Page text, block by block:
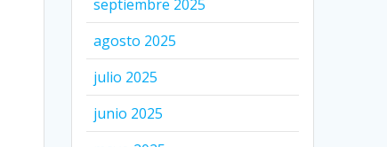
septiembre 2025
agosto 2025
julio 2025
junio 2025